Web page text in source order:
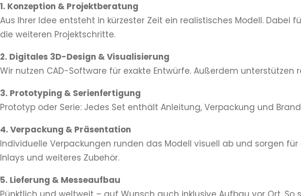
1. Konzeption & Projektberatung
Aus Ihrer Idee entsteht in kürzester Zeit ein realistisches Modell.
die weiteren Projektschritte.
2. Digitales 3D-Design & Visualisierung
Wir nutzen CAD-Software für exakte Entwürfe. Außerdem unterstützen
3. Prototyping & Serienfertigung
Prototyp oder Serie: Jedes Set enthält Anleitung, Verpackung und
4. Verpackung & Präsentation
Individuelle Verpackungen runden das Modell visuell ab und sorgen
Inlays und weiteres Zubehör.
5. Lieferung & Messeaufbau